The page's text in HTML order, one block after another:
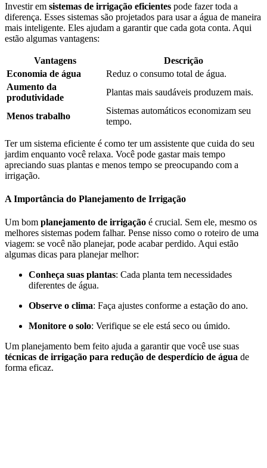
Investir em sistemas de irrigação eficientes pode fazer toda a
diferença. Esses sistemas são projetados para usar a água de maneira
mais inteligente. Eles ajudam a garantir que cada gota conta. Aqui
estão algumas vantagens:
Vantagens
Descrição
Economia de água
Reduz o consumo total de água.
Aumento da
produtividade
Plantas mais saudáveis produzem mais.
Menos trabalho
Sistemas automáticos economizam seu
tempo.
Ter um sistema eficiente é como ter um assistente que cuida do seu
jardim enquanto você relaxa. Você pode gastar mais tempo
apreciando suas plantas e menos tempo se preocupando com a
irrigação.
A Importância do Planejamento de Irrigação
Um bom planejamento de irrigação é crucial. Sem ele, mesmo os
melhores sistemas podem falhar. Pense nisso como o roteiro de uma
viagem: se você não planejar, pode acabar perdido. Aqui estão
algumas dicas para planejar melhor:
Conheça suas plantas: Cada planta tem necessidades
diferentes de água.
Observe o clima: Faça ajustes conforme a estação do ano.
Monitore o solo: Verifique se ele está seco ou úmido.
Um planejamento bem feito ajuda a garantir que você use suas
técnicas de irrigação para redução de desperdício de água de
forma eficaz.